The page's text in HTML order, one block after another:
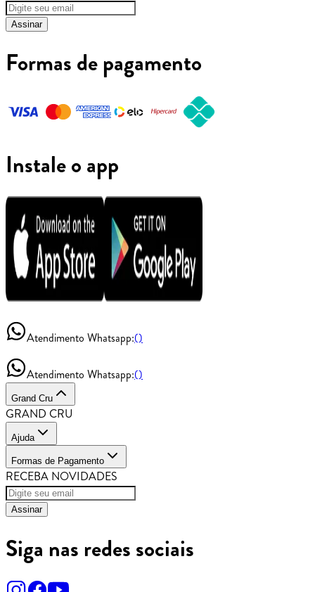
Assinar
Formas de pagamento
Instale o app
Atendimento Whatsapp:()
Atendimento Whatsapp:()
Grand Cru
GRAND CRU
Ajuda
Formas de Pagamento
RECEBA NOVIDADES
Assinar
Siga nas redes sociais